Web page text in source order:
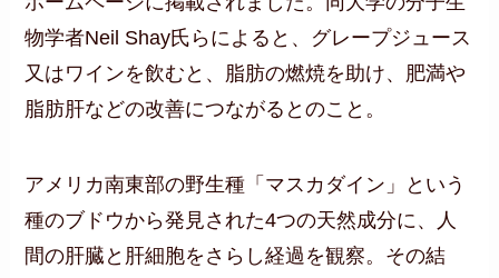
物学者Neil Shay氏らによると、グレープジュース
又はワインを飲むと、脂肪の燃焼を助け、肥満や
脂肪肝などの改善につながるとのこと。
アメリカ南東部の野生種「マスカダイン」という
種のブドウから発見された4つの天然成分に、人
間の肝臓と肝細胞をさらし経過を観察。その結